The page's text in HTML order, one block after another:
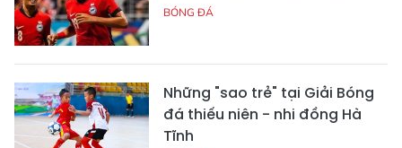
BÓNG ĐÁ
Những "sao trẻ" tại Giải Bóng
đá thiếu niên - nhi đồng Hà
Tĩnh